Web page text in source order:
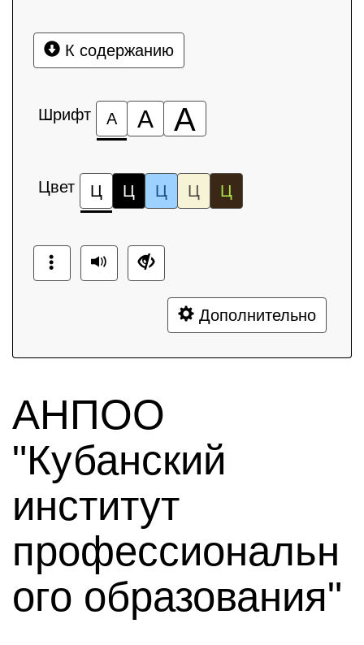
К содержанию
Шрифт А А А
Цвет Ц Ц Ц Ц Ц
Дополнительно
АНПОО
"Кубанский
институт
профессиональн
ого образования"